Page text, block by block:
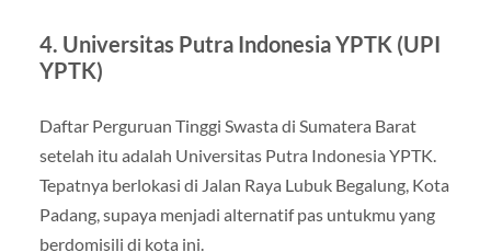
4. Universitas Putra Indonesia YPTK (UPI
YPTK)
Daftar Perguruan Tinggi Swasta di Sumatera Barat
setelah itu adalah Universitas Putra Indonesia YPTK.
Tepatnya berlokasi di Jalan Raya Lubuk Begalung, Kota
Padang, supaya menjadi alternatif pas untukmu yang
berdomisili di kota ini.